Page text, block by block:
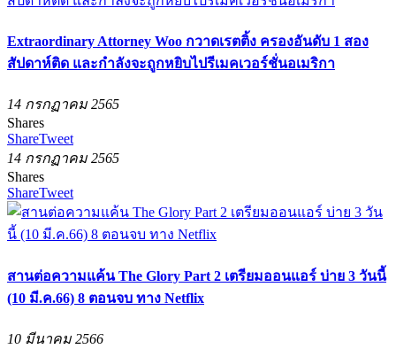
Extraordinary Attorney Woo กวาดเรตติ้ง ครองอันดับ 1 สอง
สัปดาห์ติด และกำลังจะถูกหยิบไปรีเมคเวอร์ชั่นอเมริกา
14 กรกฏาคม 2565
Shares
ShareTweet
14 กรกฏาคม 2565
Shares
ShareTweet
สานต่อความแค้น The Glory Part 2 เตรียมออนแอร์ บ่าย 3 วันนี้
(10 มี.ค.66) 8 ตอนจบ ทาง Netflix
10 มีนาคม 2566